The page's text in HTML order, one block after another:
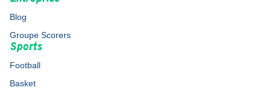
Blog
Groupe Scorers
Sports
Football
Basket